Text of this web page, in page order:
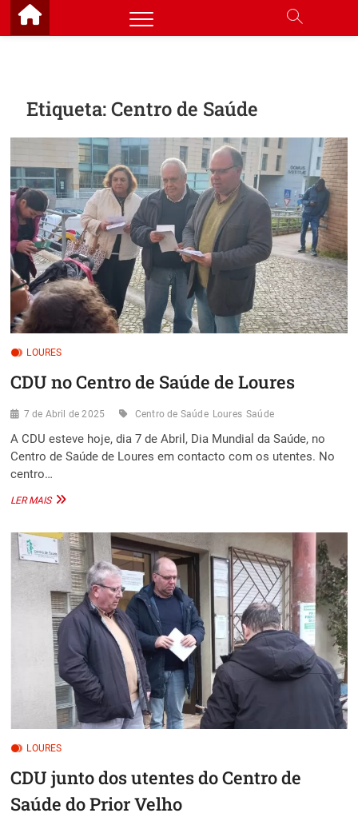
Skip
Etiqueta:Centro de Saúde
LOURES
CDU no Centro de Saúde de Loures
7 de Abril de 2025 Centro de Saúde Loures Saúde
A CDU esteve hoje, dia 7 de Abril, Dia Mundial da Saúde, no
Centro de Saúde de Loures em contacto com os utentes. No
centro…
LER MAISCDU
DE
SAÚDE
LOURES
LOURES
CDU junto dos utentes do Centro de
Saúde do Prior Velho